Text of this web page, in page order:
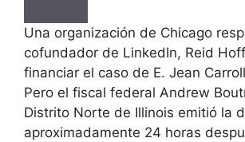
Una organización de Chicago
cofundador de LinkedIn, Reid
financiar el caso de E. Jean
Pero el fiscal federal Andrew
Distrito Norte de Illinois emitió la
aproximadamente 24 horas